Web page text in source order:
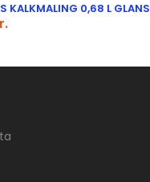
KALKMALING 0,68 L GLANS